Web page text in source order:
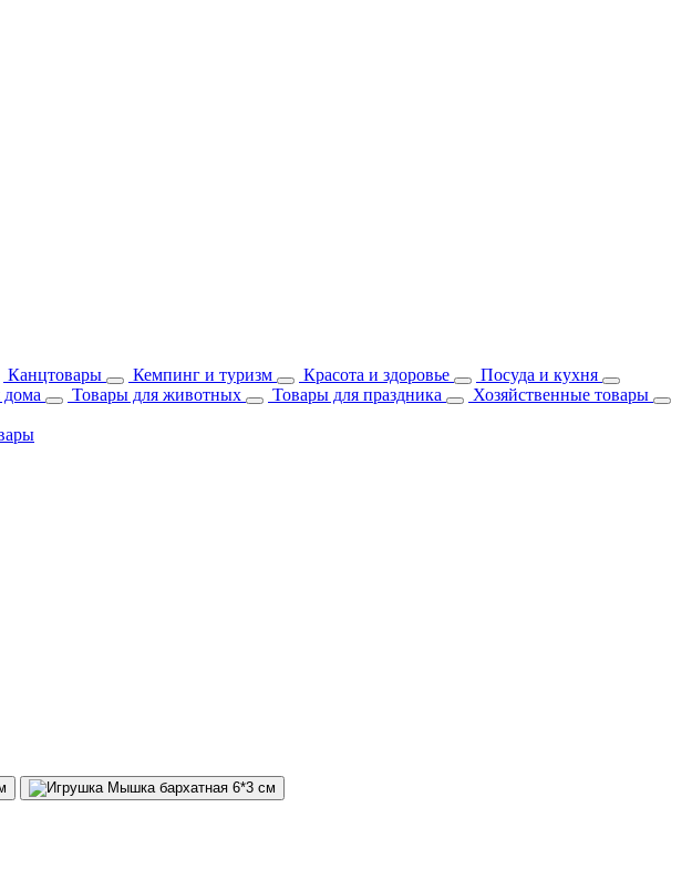
Канцтовары Кемпинг и туризм Красота и здоровье
Посуда и кухня
дома Товары для животных Товары для праздника
Хозяйственные товары